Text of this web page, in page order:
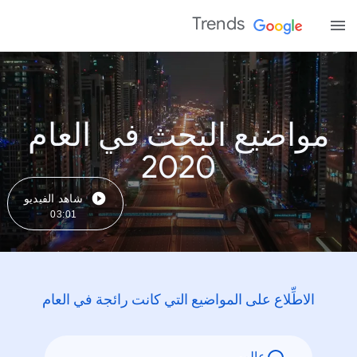
Trends
مواضيع البحث في العام
2020
شاهد الفيديو
03:01
الاطِّلاع على المواضيع التي كانت رائجة في العام